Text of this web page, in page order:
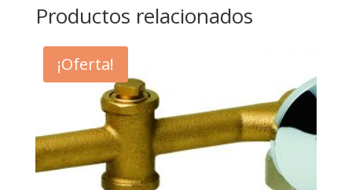
Productos relacionados
¡Oferta!